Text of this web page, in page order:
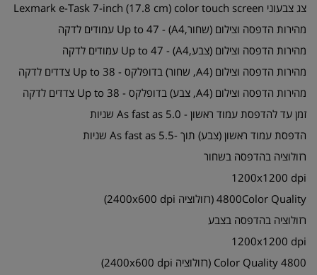
צג צבעוני Lexmark e-Task 7-inch (17.8 cm) color touch screen
מהירות הדפסה וצילום (שחור,A4) - Up to 47 עמודים לדקה
מהירות הדפסה וצילום (צבע,A4) - Up to 47 עמודים לדקה
מהירות הדפסה וצילום (A4, שחור) בדופלקס - Up to 38 צדדים לדקה
מהירות הדפסה וצילום (A4, צבע) בדופלקס - Up to 38 צדדים לדקה
זמן עד להדפסת עמוד ראשון - As fast as 5.0 שניות
הדפסת עמוד ראשון (צבע) תוך -As fast as 5.5 שניות
רזולוציה בהדפסה בשחור
1200x1200 dpi
4800Color Quality (רזולוציה 2400x600 dpi)
רזולוציה בהדפסה בצבע
1200x1200 dpi
4800 Color Quality (רזולוציה 2400x600 dpi)